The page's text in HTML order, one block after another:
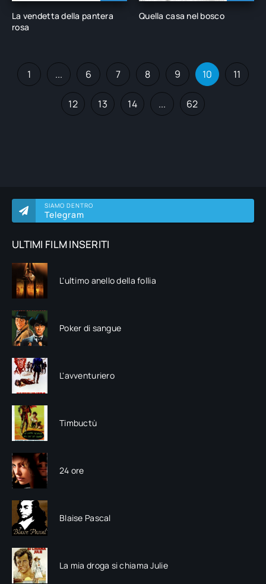
SIAMO DENTRO
Telegram
ULTIMI FILM INSERITI
L'ultimo anello della follia
Poker di sangue
L'avventuriero
Timbuctù
24 ore
Blaise Pascal
La mia droga si chiama Julie
La vendetta della pantera
rosa
Quella casa nel bosco
1 ... 6 7 8 9 10 11
12 13 14 ... 62